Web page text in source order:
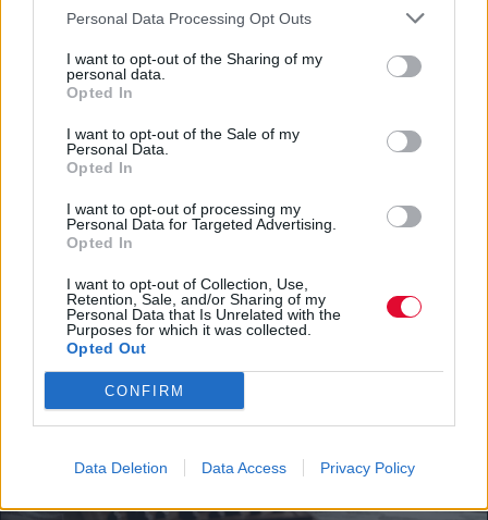
Personal Data Processing Opt Outs
I want to opt-out of the Sharing of my
personal data.
Opted In
I want to opt-out of the Sale of my
Personal Data.
Opted In
I want to opt-out of processing my
Personal Data for Targeted Advertising.
Opted In
I want to opt-out of Collection, Use,
Retention, Sale, and/or Sharing of my
Personal Data that Is Unrelated with the
Purposes for which it was collected.
Opted Out
CONFIRM
Data Deletion Data Access Privacy Policy
Ακολούθησε το platform.gr στο Google News και μάθε
πρώτος όλα τα τελευταία trends
ΔΙΑΒΆΣΤΕ ΕΠΊΣΗΣ